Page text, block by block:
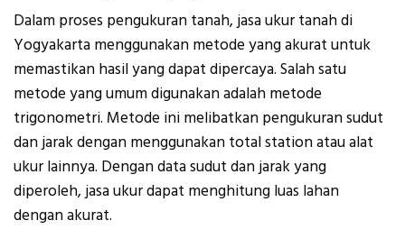
Dalam proses pengukuran tanah, jasa ukur tanah di
Yogyakarta menggunakan metode yang akurat untuk
memastikan hasil yang dapat dipercaya. Salah satu
metode yang umum digunakan adalah metode
trigonometri. Metode ini melibatkan pengukuran sudut
dan jarak dengan menggunakan total station atau alat
ukur lainnya. Dengan data sudut dan jarak yang
diperoleh, jasa ukur dapat menghitung luas lahan
dengan akurat.